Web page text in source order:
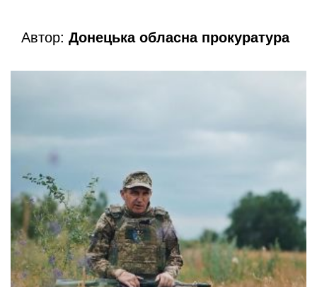
Автор: Донецька обласна прокуратура